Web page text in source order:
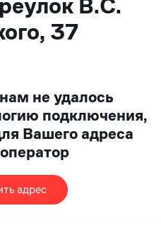
В.С.
37
не удалось
подключения,
Вашего адреса
адрес